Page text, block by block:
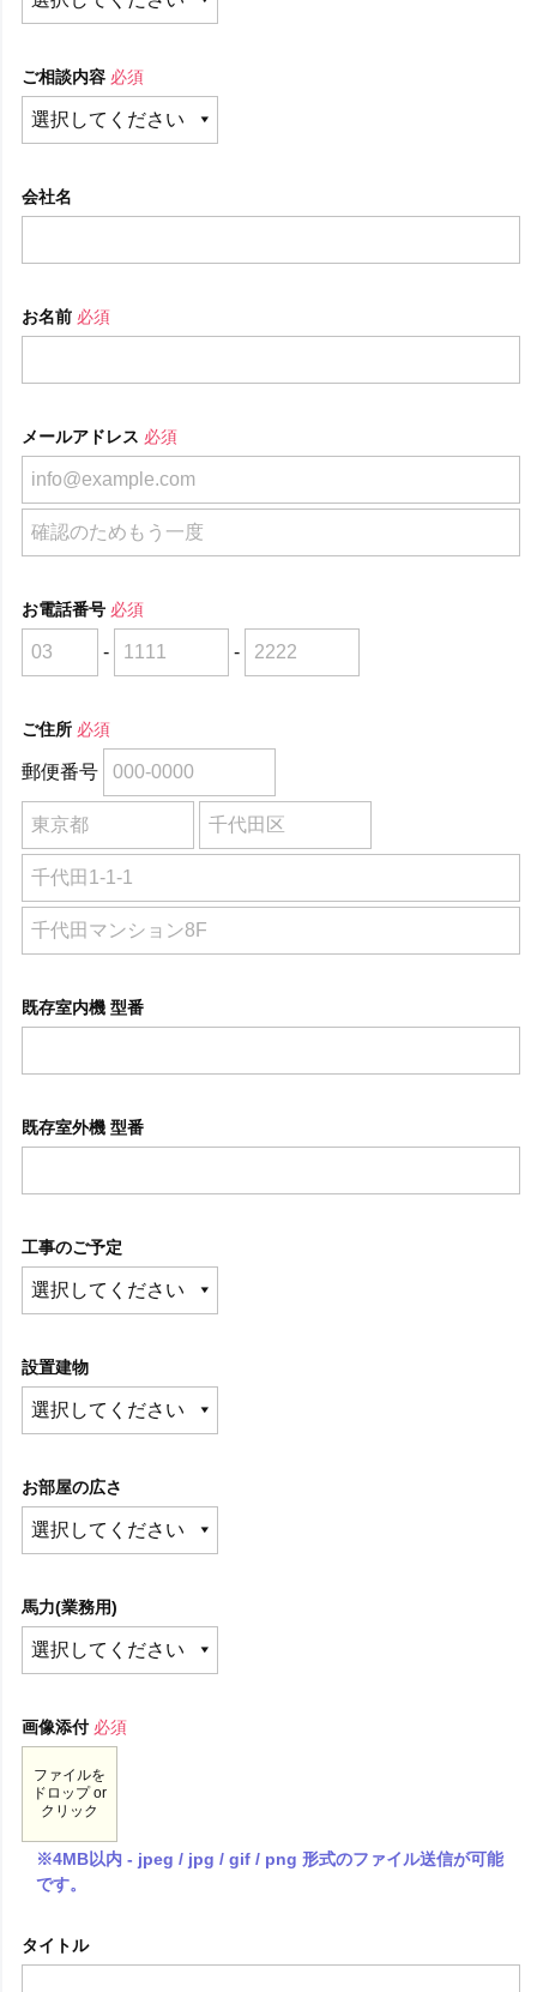
ご相談内容 必須
会社名
お名前 必須
メールアドレス 必須
お電話番号 必須
- -
ご住所 必須
郵便番号
既存室内機 型番
既存室外機 型番
工事のご予定
設置建物
お部屋の広さ
馬力(業務用)
画像添付 必須
ファイルを
ドロップ or
クリック
※4MB以内 - jpeg / jpg / gif / png 形式のファイル送信が可能
です。
タイトル